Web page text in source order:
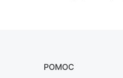
POMOC